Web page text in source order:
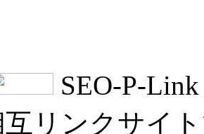
SEO-P-
リンクサイ